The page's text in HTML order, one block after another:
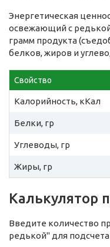
Энергетическая
освежающий с редькой
грамм продукта
белков, жиров и
Свойство
Калорийность, кКал
Белки, гр
Углеводы, гр
Жиры, гр
Калькулятор
Введите количество
редькой" для